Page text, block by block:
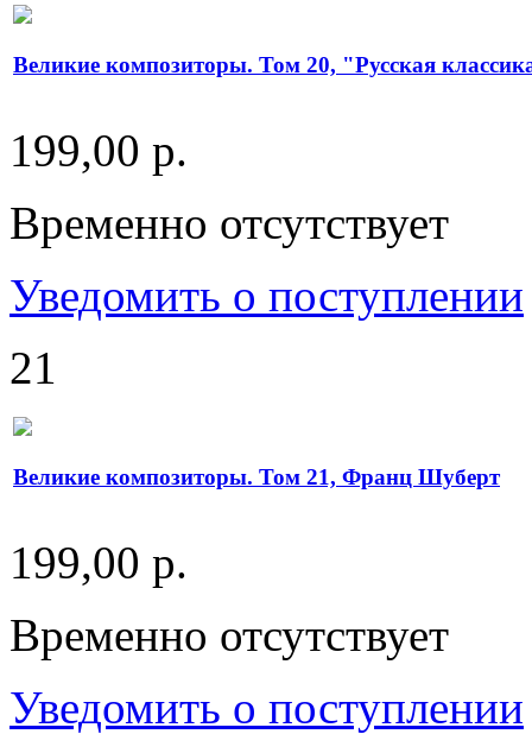
Великие композиторы. Том 20, "Русская
199,00 р.
Временно отсутствует
Уведомить о поступлении
21
Великие композиторы. Том 21, Франц Шуберт
199,00 р.
Временно отсутствует
Уведомить о поступлении